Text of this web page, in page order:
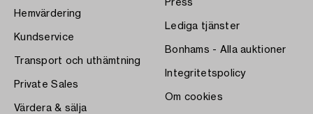
Hemvärdering
Kundservice
Transport och uthämtning
Private Sales
Värdera & sälja
Press
Lediga tjänster
Bonhams - Alla auktioner
Integritetspolicy
Om cookies